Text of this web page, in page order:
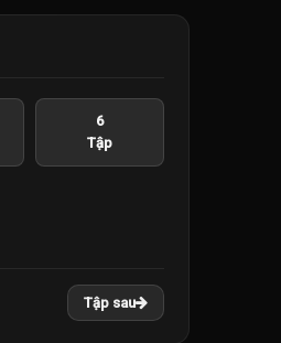
6
Tập
Tập sau